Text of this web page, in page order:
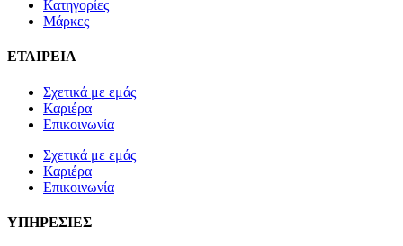
Κατηγορίες
Μάρκες
ΕΤΑΙΡΕΙΑ
Σχετικά με εμάς
Καριέρα
Επικοινωνία
Σχετικά με εμάς
Καριέρα
Επικοινωνία
ΥΠΗΡΕΣΙΕΣ